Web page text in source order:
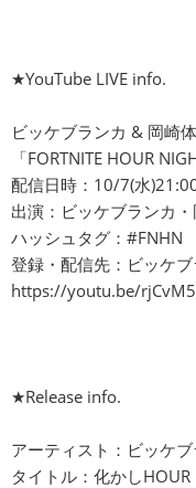
★YouTube LIVE info.
ビッケブランカ & 岡崎
「FORTNITE HOUR
配信日時：10/7(水
出演：ビッケブランカ
ハッシュタグ：#FNHN
登録・配信先：ビッケ
https://youtu.be/
★Release info.
アーティスト：ビッケ
タイトル：化かしHOUR